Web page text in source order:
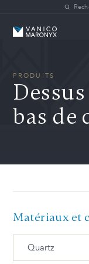
Skip to main content
Vanico-Maronyx
PRODUITS
bas de
Matériaux et
Quartz